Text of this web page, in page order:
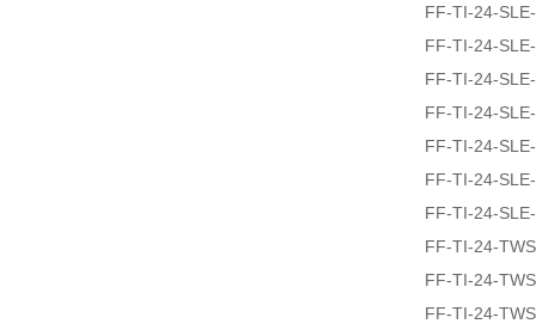
FF-TI-24-
FF-TI-24-
FF-TI-24-
FF-TI-24-
FF-TI-24-
FF-TI-24-
FF-TI-24-
FF-TI-24-
FF-TI-24-
FF-TI-24-